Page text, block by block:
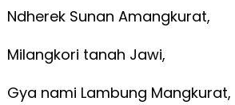
Ndherek Sunan Amangkurat,
Milangkori tanah Jawi,
Gya nami Lambung Mangkurat,